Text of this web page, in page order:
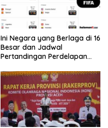
Ini Negara yang Berlaga di 16
Besar dan Jadwal
Pertandingan Perdelapan